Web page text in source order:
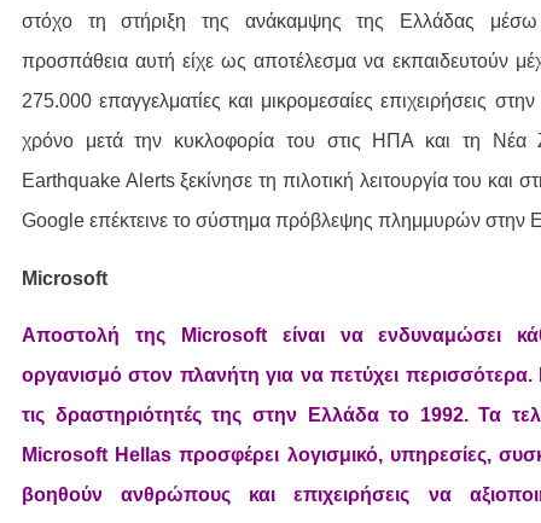
στόχο τη στήριξη της ανάκαμψης της Ελλάδας μέσω
προσπάθεια αυτή είχε ως αποτέλεσμα να εκπαιδευτούν
275.000 επαγγελματίες και μικρομεσαίες επιχειρήσεις
χρόνο μετά την κυκλοφορία του στις ΗΠΑ και τη Νέα
Earthquake Alerts ξεκίνησε τη πιλοτική λειτουργία του και
Google επέκτεινε το σύστημα πρόβλεψης πλημμυρών στην
Microsoft
Αποστολή της Microsoft είναι να ενδυναμώσει
οργανισμό στον πλανήτη για να πετύχει
τις δραστηριότητές της στην Ελλάδα το 1992. Τα
Microsoft Hellas προσφέρει λογισμικό, υπηρεσίες,
βοηθούν ανθρώπους και επιχειρήσεις να